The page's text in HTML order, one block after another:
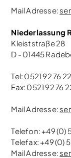
Mail Adresse:
Niederlassung
Kleiststraße 28
D - 01445
Tel: 0521 92 76
Fax: 0521 92 76
Mail Adresse:
Telefon: +49 (0)
Telefax: +49 (0)
Mail Adresse: